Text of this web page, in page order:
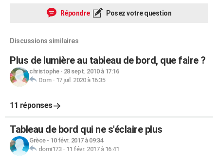
Répondre Posez votre question
Discussions similaires
Plus de lumière au tableau de bord, que faire ?
christophe- 28 sept. 2010 à 17:16
Dom- 17 juil. 2020 à 16:35
11 réponses
Tableau de bord qui ne s'éclaire plus
Grèce- 10 févr. 2017 à 09:34
domi173- 11 févr. 2017 à 16:41